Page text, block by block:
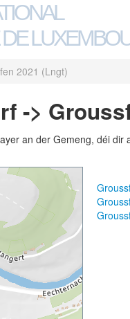
2021 (Lngt)
->
an der Gemeng, déi